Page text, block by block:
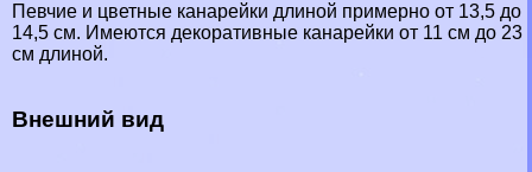
Певчие и цветные канарейки длиной примерно от 13,5 до
14,5 см. Имеются декоративные канарейки от 11 см до 23
см длиной.
Внешний вид